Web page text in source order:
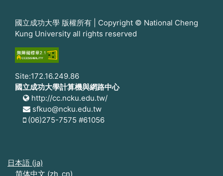
國立成功大學 版權所有 | Copyright © National Cheng
Kung University all rights reserved
Site:172.16.249.86
國立成功大學計算機與網路中心
http://cc.ncku.edu.tw/
sfkuo@ncku.edu.tw
(06)275-7575 #61056
日本語 ‎(ja)‎
简体中文 ‎(zh_cn)‎